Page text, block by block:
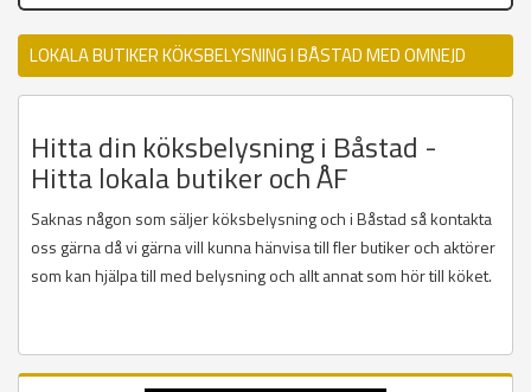
LOKALA BUTIKER KÖKSBELYSNING I BÅSTAD MED OMNEJD
Hitta din köksbelysning i Båstad -
Hitta lokala butiker och ÅF
Saknas någon som säljer köksbelysning och i Båstad så kontakta
oss gärna då vi gärna vill kunna hänvisa till fler butiker och aktörer
som kan hjälpa till med belysning och allt annat som hör till köket.